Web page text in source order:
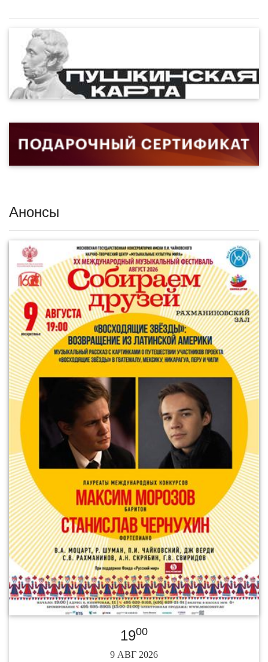
Анонсы
1900
9 АВГ 2026